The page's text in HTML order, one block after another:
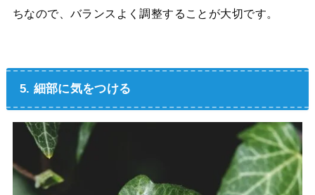
ちなので、バランスよく調整することが大切です。
5. 細部に気をつける